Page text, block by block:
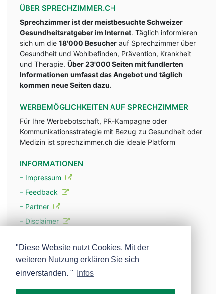
ÜBER SPRECHZIMMER.CH
Sprechzimmer ist der meistbesuchte Schweizer
Gesundheitsratgeber im Internet. Täglich informieren
sich um die 18'000 Besucher auf Sprechzimmer über
Gesundheit und Wohlbefinden, Prävention, Krankheit
und Therapie. Über 23'000 Seiten mit fundlerten
Informationen umfasst das Angebot und täglich
kommen neue Seiten dazu.
WERBEMÖGLICHKEITEN AUF SPRECHZIMMER
Für Ihre Werbebotschaft, PR-Kampagne oder
Kommunikationsstrategie mit Bezug zu Gesundheit oder
Medizin ist sprechzimmer.ch die ideale Platform
INFORMATIONEN
– Impressum
– Feedback
– Partner
– Disclaimer
– Werbung
– Mehr über unsere Experten
"Diese Website nutzt Cookies. Mit der
weiteren Nutzung erklären Sie sich
einverstanden. "
Infos